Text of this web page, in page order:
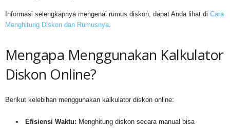
Informasi selengkapnya mengenai rumus diskon, dapat Anda lihat di Cara
Menghitung Diskon dan Rumusnya.
Mengapa Menggunakan Kalkulator
Diskon Online?
Berikut kelebihan menggunakan kalkulator diskon online:
Efisiensi Waktu: Menghitung diskon secara manual bisa